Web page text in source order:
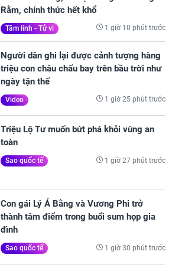
Rằm, chính thức hết khổ
Tâm linh - Tử vi 1 giờ 10 phút trước
Người dân ghi lại được cảnh tượng hàng
triệu con châu chấu bay trên bầu trời như
ngày tận thế
Video 1 giờ 25 phút trước
Triệu Lộ Tư muốn bứt phá khỏi vùng an
toàn
Sao quốc tế 1 giờ 27 phút trước
Con gái Lý Á Bằng và Vương Phi trở
thành tâm điểm trong buổi sum họp gia
đình
Sao quốc tế 1 giờ 30 phút trước